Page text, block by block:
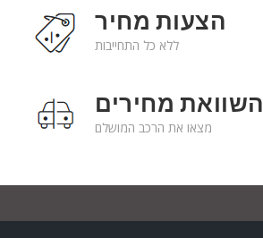
הצעות מחיר
ללא כל התחייבות
השוואת מחירים
מצאו את הרכב המושלם